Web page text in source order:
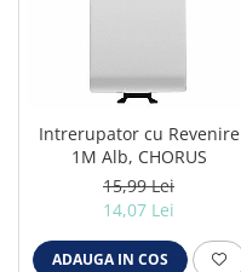
Intrerupator cu Revenire
1M Alb, CHORUS
15,99 Lei
14,07 Lei
ADAUGA IN COS